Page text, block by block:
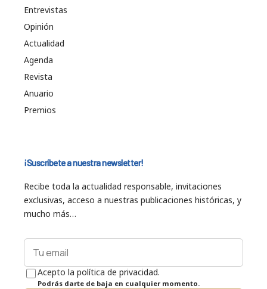
Entrevistas
Opinión
Actualidad
Agenda
Revista
Anuario
Premios
¡Suscríbete a nuestra newsletter!
Recibe toda la actualidad responsable, invitaciones
exclusivas, acceso a nuestras publicaciones históricas, y
mucho más…
Acepto la política de privacidad.
Podrás darte de baja en cualquier momento.